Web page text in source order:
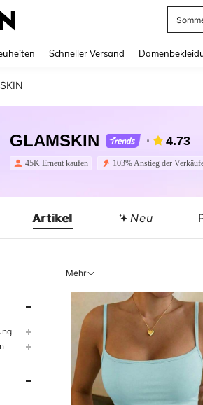
Schneller Versand
GLAMSKIN 4.73
45K Erneut kaufen 103% Anstieg der
Artikel Neu
Mehr